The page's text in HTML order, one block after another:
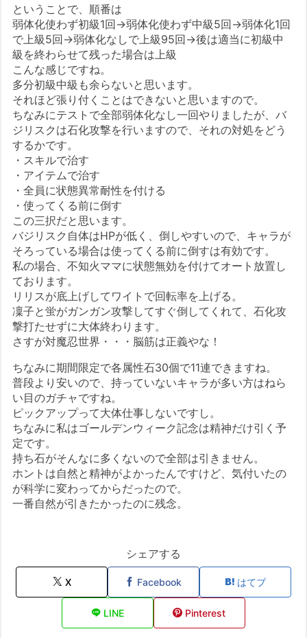
ということで、順番は
弱体化使わず初級1回→弱体化使わず中級5回→弱体化1回
で上級5回→弱体化なしで上級95回→後は適当に初級中
級を終わらせて残った場合は上級
こんな感じですね。
多分初級中級も余らないと思います。
それほど張り付くことはできないと思いますので。
ちなみにテストで全部弱体化なし一回やりましたが、バ
ジリスクは石化攻撃を行いますので、それの対処をどう
するかです。
・スキルで治す
・アイテムで治す
・全員に状態異常耐性を付ける
・使ってくる前に倒す
この三択だと思います。
バジリスク自体はHPが低く、倒しやすいので、キャラが
そろっている場合は使ってくる前に倒すは有効です。
私の場合、不知火ママに状態無効を付けてオート放置し
ております。
リリスが底上げしてワイトで回転率を上げる。
凜子と蛍がガンガン攻撃してすぐ倒してくれて、石化攻
撃打たせずに大体終わります。
さすが対魔忍世界・・・脳筋は正義やな！
ちなみに期間限定で各属性石30個で11連できますね。
普段より安いので、持っていないキャラが多い方はねら
い目のガチャですね。
ピックアップって大体仕事しないですし。
ちなみに私はゴールデンウィーク記念は精神だけ引く予
定です。
持ち石がそんなに多くないので全部は引きません。
ホントは自然と精神がよかったんですけど、気付いたの
が科学に変わってからだったので。
一番自然が引きたかったのに残念。
シェアする
X Facebook はてブ
LINE Pinterest